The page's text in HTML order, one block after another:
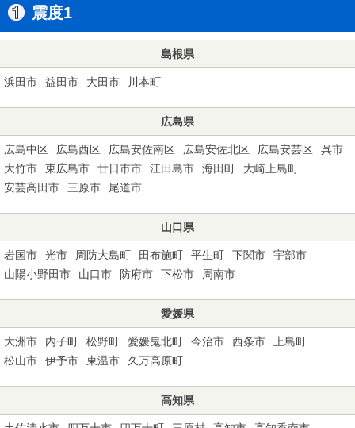
震度1
島根県
浜田市 益田市 大田市 川本町
広島県
広島中区 広島西区 広島安佐南区 広島安佐北区 広島安芸区
呉市
大竹市
東広島市 廿日市市 江田島市 海田町
大崎上島町
安芸高田市
三原市 尾道市
山口県
岩国市 光市 周防大島町 田布施町 平生町 下関市
宇部市
山陽小野田市
山口市 防府市 下松市 周南市
愛媛県
大洲市 内子町 松野町 愛媛鬼北町 今治市 西条市
上島町
松山市
伊予市 東温市 久万高原町
高知県